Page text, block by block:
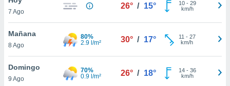
en
más
nuestra
7 Ago
26° / 15° 10- 29
km/h
Mañana
8 Ago
80%
2.9 l/m²
30° / 17° 11 - 27
km/h
Domingo
9 Ago
70%
0.9 l/m²
26° / 18° 14- 36
km/h